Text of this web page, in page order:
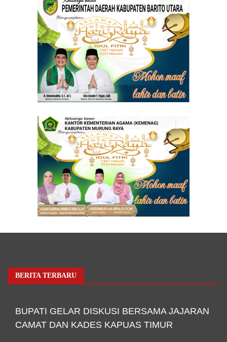
BERITA TERBARU
BUPATI GELAR DISKUSI BERSAMA JAJARAN
CAMAT DAN KADES KAPUAS TIMUR